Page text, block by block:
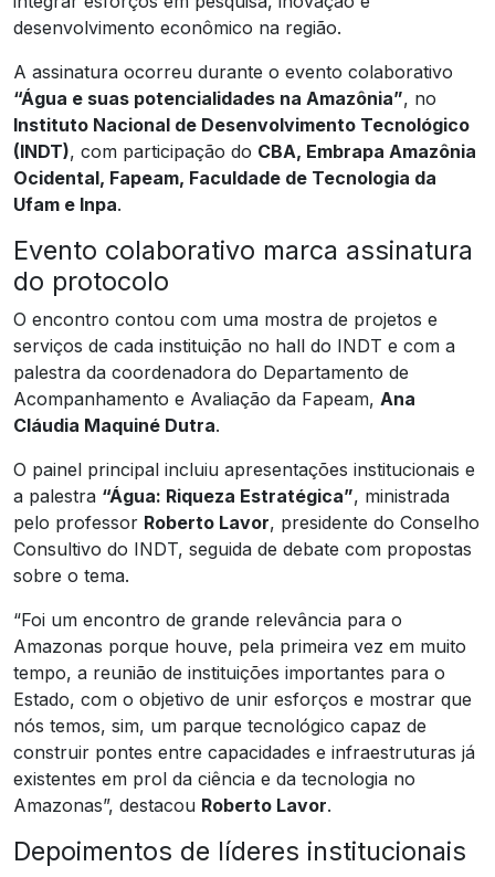
desenvolvimento econômico na região.
A assinatura ocorreu durante o evento colaborativo
“Água e suas potencialidades na Amazônia”, no
Instituto Nacional de Desenvolvimento Tecnológico
(INDT), com participação do CBA, Embrapa Amazônia
Ocidental, Fapeam, Faculdade de Tecnologia da
Ufam e Inpa.
Evento colaborativo marca assinatura
do protocolo
O encontro contou com uma mostra de projetos e
serviços de cada instituição no hall do INDT e com a
palestra da coordenadora do Departamento de
Acompanhamento e Avaliação da Fapeam, Ana
Cláudia Maquiné Dutra.
O painel principal incluiu apresentações institucionais e
a palestra “Água: Riqueza Estratégica”, ministrada
pelo professor Roberto Lavor, presidente do Conselho
Consultivo do INDT, seguida de debate com propostas
sobre o tema.
“Foi um encontro de grande relevância para o
Amazonas porque houve, pela primeira vez em muito
tempo, a reunião de instituições importantes para o
Estado, com o objetivo de unir esforços e mostrar que
nós temos, sim, um parque tecnológico capaz de
construir pontes entre capacidades e infraestruturas já
existentes em prol da ciência e da tecnologia no
Amazonas”, destacou Roberto Lavor.
Depoimentos de líderes institucionais